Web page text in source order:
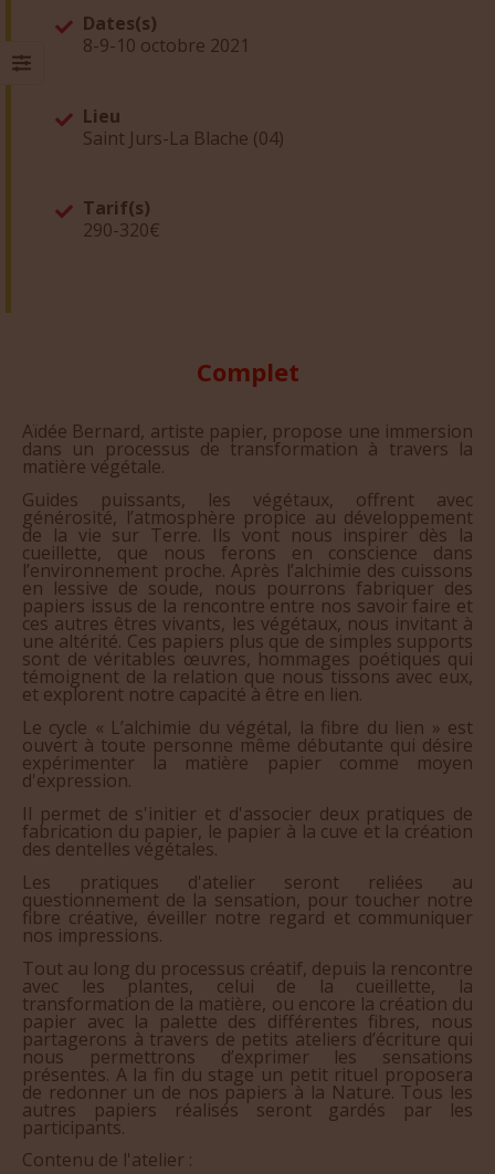
Dates(s)
8-9-10 octobre 2021
Lieu
Saint Jurs-La Blache (04)
Tarif(s)
290-320€
Complet
Aïdée Bernard, artiste papier, propose une immersion
dans un processus de transformation à travers la
matière végétale.
Guides puissants, les végétaux, offrent avec
générosité, l’atmosphère propice au développement
de la vie sur Terre. Ils vont nous inspirer dès la
cueillette, que nous ferons en conscience dans
l’environnement proche. Après l’alchimie des cuissons
en lessive de soude, nous pourrons fabriquer des
papiers issus de la rencontre entre nos savoir faire et
ces autres êtres vivants, les végétaux, nous invitant à
une altérité. Ces papiers plus que de simples supports
sont de véritables œuvres, hommages poétiques qui
témoignent de la relation que nous tissons avec eux,
et explorent notre capacité à être en lien.
Le cycle « L’alchimie du végétal, la fibre du lien » est
ouvert à toute personne même débutante qui désire
expérimenter la matière papier comme moyen
d'expression.
Il permet de s'initier et d'associer deux pratiques de
fabrication du papier, le papier à la cuve et la création
des dentelles végétales.
Les pratiques d'atelier seront reliées au
questionnement de la sensation, pour toucher notre
fibre créative, éveiller notre regard et communiquer
nos impressions.
Tout au long du processus créatif, depuis la rencontre
avec les plantes, celui de la cueillette, la
transformation de la matière, ou encore la création du
papier avec la palette des différentes fibres, nous
partagerons à travers de petits ateliers d’écriture qui
nous permettrons d’exprimer les sensations
présentes. A la fin du stage un petit rituel proposera
de redonner un de nos papiers à la Nature. Tous les
autres papiers réalisés seront gardés par les
participants.
Contenu de l'atelier :